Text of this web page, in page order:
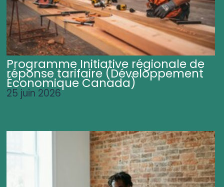
Programme Initiative régionale de
réponse tarifaire (Développement
Économique Canada)
25 juin 2026